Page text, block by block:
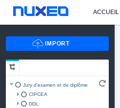
ACCUEIL
Jury d'examen et de diplôme
CIPCEA
DDL